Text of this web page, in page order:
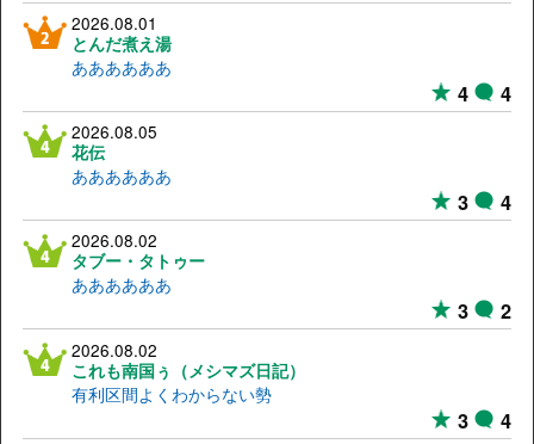
2026.08.01
とんだ煮え湯
ああああああ
4 4
2026.08.05
花伝
ああああああ
3 4
2026.08.02
タブー・タトゥー
ああああああ
3 2
2026.08.02
これも南国ぅ（メシマズ日記）
有利区間よくわからない勢
3 4